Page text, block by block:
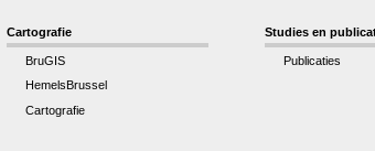
Cartografie
BruGIS
HemelsBrussel
Cartografie
Studies en
Publicaties